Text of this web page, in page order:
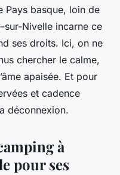
Pays basque, loin de
sur-Nivelle incarne ce
ses droits. Ici, on ne
chercher le calme,
apaisée. Et pour
et cadence
déconnexion.
à
pour ses